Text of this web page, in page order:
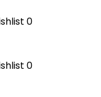
0
0